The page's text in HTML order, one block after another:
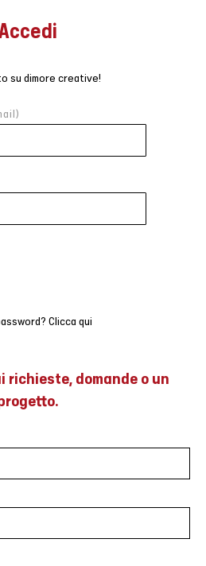
su dimore creative!
Clicca qui
richieste, domande o un